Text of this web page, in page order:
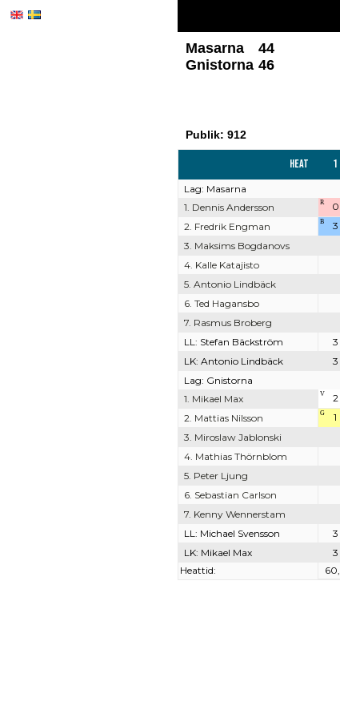
Masarna
44
Gnistorna 46
Publik: 912
Heat 1
Lag: Masarna
1. Dennis Andersson
R 0
2. Fredrik Engman
B 3
3. Maksims Bogdanovs
4. Kalle Katajisto
5. Antonio Lindbäck
6. Ted Hagansbo
7. Rasmus Broberg
LL: Stefan Bäckström
3
LK: Antonio Lindbäck 3
Lag: Gnistorna
1. Mikael Max
V 2
2. Mattias Nilsson
G 1
3. Miroslaw Jablonski
4. Mathias Thörnblom
5. Peter Ljung
6. Sebastian Carlson
7. Kenny Wennerstam
LL: Michael Svensson
3
LK: Mikael Max 3
Heattid: